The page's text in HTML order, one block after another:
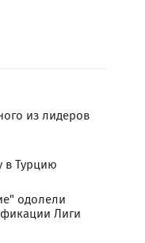
из лидеров
в Турцию
одолели
Лиги